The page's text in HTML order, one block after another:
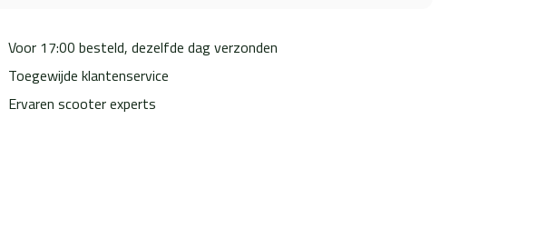
Voor 17:00 besteld, dezelfde dag verzonden
Toegewijde klantenservice
Ervaren scooter experts